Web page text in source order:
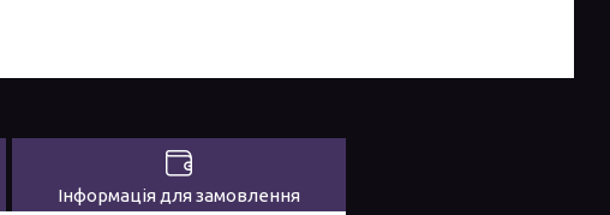
Інформація для замовлення